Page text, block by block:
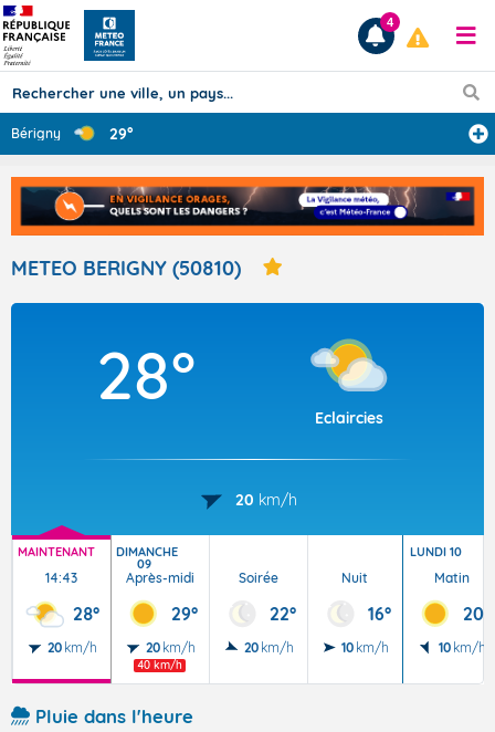
Prévisions
TOUS LES RÉSULTATS
Articles
4
Bérigny 29°
METEO BERIGNY (50810)
28°
Eclaircies
20 km/h
MAINTENANT
14:43
28°
20 km/h
DIMANCHE
09
Après-midi
29°
20 km/h
40 km/h
Soirée
22°
20 km/h
Nuit
16°
10 km/h
LUNDI 10
Matin
20°
10 km/h
Pluie dans l'heure